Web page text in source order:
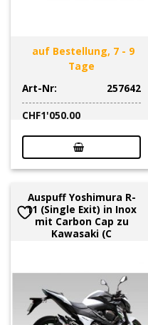
auf Bestellung, 7 - 9
Tage
Art-Nr:
257642
CHF1'050.00
Auspuff Yoshimura R-
11 (Single Exit) in Inox
mit Carbon Cap zu
Kawasaki (C